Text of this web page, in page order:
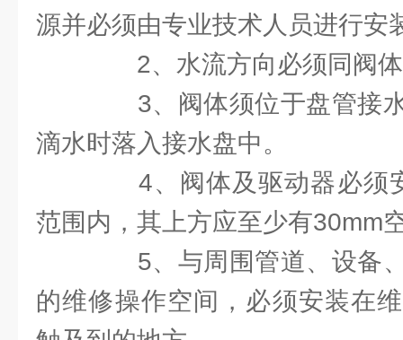
源并必须由专业技术人员进行安
2、水流方向必须同阀体
3、阀体须位于盘管接水
滴水时落入接水盘中。
4、阀体及驱动器必须
范围内，其上方应至少有30mm
5、与周围管道、设备、
的维修操作空间，必须安装在